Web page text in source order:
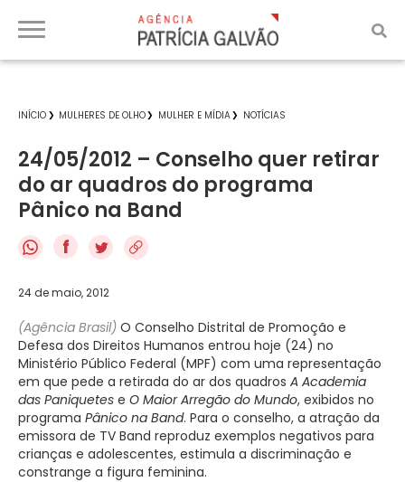
INÍCIO MULHERES DE OLHO MULHER E MÍDIA NOTÍCIAS
24/05/2012 – Conselho quer retirar
do ar quadros do programa
Pânico na Band
f
24 de maio, 2012
(Agência Brasil) O Conselho Distrital de Promoção e
Defesa dos Direitos Humanos entrou hoje (24) no
Ministério Público Federal (MPF) com uma representação
em que pede a retirada do ar dos quadros A Academia
das Paniquetes e O Maior Arregão do Mundo, exibidos no
programa Pânico na Band. Para o conselho, a atração da
emissora de TV Band reproduz exemplos negativos para
crianças e adolescentes, estimula a discriminação e
constrange a figura feminina.